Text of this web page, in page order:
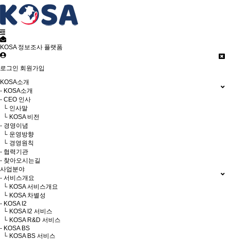
KOSA 정보조사 플랫폼
로그인 회원가입
KOSA소개
- KOSA소개
- CEO 인사
└ 인사말
└ KOSA 비전
- 경영이념
└ 운영방향
└ 경영원칙
- 협력기관
- 찾아오시는길
사업분야
- 서비스개요
└ KOSA 서비스개요
└ KOSA 차별성
- KOSA I2
└ KOSA I2 서비스
└ KOSA R&D 서비스
- KOSA BS
└ KOSA BS 서비스